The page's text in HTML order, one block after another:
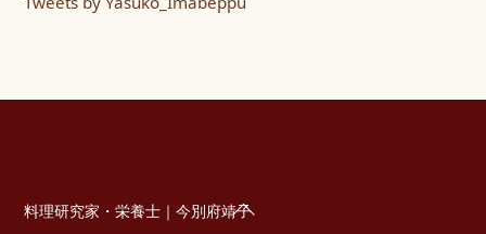
Back
料理研究家・栄養士｜今別府靖子